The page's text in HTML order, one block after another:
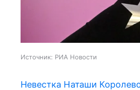
Источник: РИА Новости
Невестка Наташи